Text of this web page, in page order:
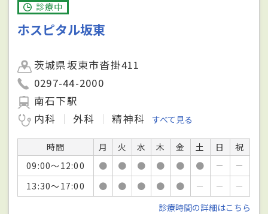
診療中
ホスピタル坂東
茨城県坂東市沓掛411
0297-44-2000
南石下駅
内科
外科 精神科 すべて見る
時間 月 火 水 木 金 土 日
祝
09:00～12:00
● ● ● ● ● ● －
－
13:30～17:00
● ● ● ● ● － －
－
診療時間の詳細はこちら